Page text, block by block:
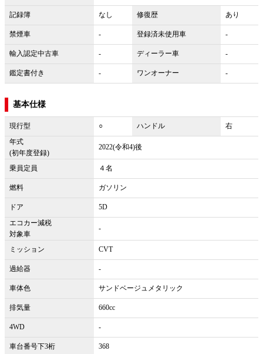
記録簿 なし 修復歴 あり
禁煙車 - 登録済未使用車 -
輸入認定中古車 - ディーラー車 -
鑑定書付き - ワンオーナー -
基本仕様
現行型 ○ ハンドル
右
年式
(初年度登録)
2022(令和4)後
乗員定員 ４名
燃料 ガソリン
ドア
5D
エコカー減税
対象車
-
ミッション CVT
過給器 -
車体色 サンドベージュメタリック
排気量 660cc
4WD -
車台番号下3桁 368